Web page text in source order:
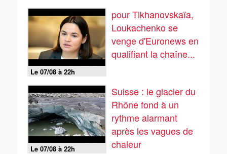
Le 07/08 à 22h
pour Tikhanovskaïa,
Loukachenko se
venge d'Euronews en
qualifiant la chaîne...
Le 07/08 à 22h
Suisse : le glacier du
Rhône fond à un
rythme alarmant
après les vagues de
chaleur